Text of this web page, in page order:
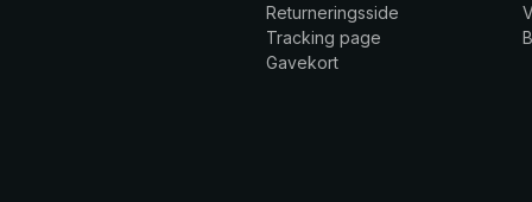
Returneringsside
Tracking page
Gavekort